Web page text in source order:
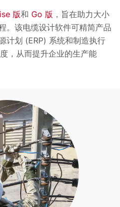
版和 Go 版 ，旨在助力大小
。该电缆设计软件可精简产品
计划 (ERP) 系统和制造执行
，从而提升企业的生产能